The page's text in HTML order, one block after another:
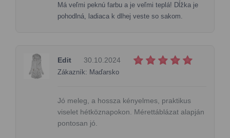
Má veľmi peknú farbu a je veľmi teplá! Dĺžka je
pohodlná, ladiaca k dlhej veste so sakom.
Edit 30.10.2024
Zákazník: Maďarsko
Jó meleg, a hossza kényelmes, praktikus
viselet hétköznapokon. Mérettáblázat alapján
pontosan jó.